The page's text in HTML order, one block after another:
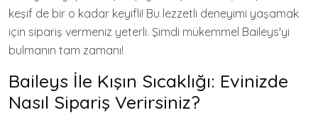
keşif de bir o kadar keyifli! Bu lezzetli deneyimi yaşamak
için sipariş vermeniz yeterli. Şimdi mükemmel Baileys'yi
bulmanın tam zamanı!
Baileys İle Kışın Sıcaklığı: Evinizde
Nasıl Sipariş Verirsiniz?